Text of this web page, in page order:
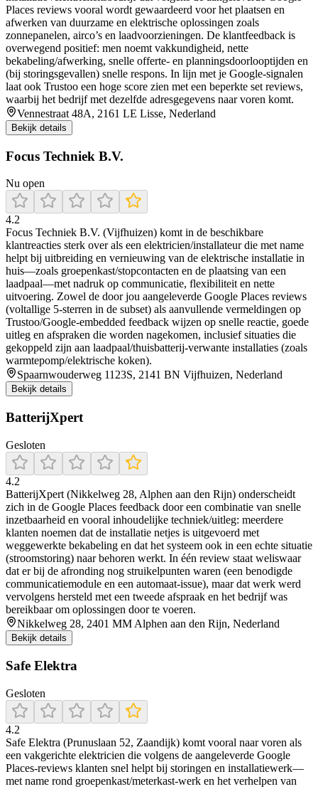
Places reviews vooral wordt gewaardeerd voor het plaatsen en
afwerken van duurzame en elektrische oplossingen zoals
zonnepanelen, airco’s en laadvoorzieningen. De klantfeedback is
overwegend positief: men noemt vakkundigheid, nette
bekabeling/afwerking, snelle offerte- en planningsdoorlooptijden en
(bij storingsgevallen) snelle respons. In lijn met je Google-signalen
laat ook Trustoo een hoge score zien met een beperkte set reviews,
waarbij het bedrijf met dezelfde adresgegevens naar voren komt.
Vennestraat 48A, 2161 LE Lisse, Nederland
Bekijk details
Focus Techniek B.V.
Nu open
4.2
Focus Techniek B.V. (Vijfhuizen) komt in de beschikbare
klantreacties sterk over als een elektricien/installateur die met name
helpt bij uitbreiding en vernieuwing van de elektrische installatie in
huis—zoals groepenkast/stopcontacten en de plaatsing van een
laadpaal—met nadruk op communicatie, flexibiliteit en nette
uitvoering. Zowel de door jou aangeleverde Google Places reviews
(voltallige 5-sterren in de subset) als aanvullende vermeldingen op
Trustoo/Google-embedded feedback wijzen op snelle reactie, goede
uitleg en afspraken die worden nagekomen, inclusief situaties die
gekoppeld zijn aan laadpaal/thuisbatterij-verwante installaties (zoals
warmtepomp/elektrische koken).
Spaarnwouderweg 1123S, 2141 BN Vijfhuizen, Nederland
Bekijk details
BatterijXpert
Gesloten
4.2
BatterijXpert (Nikkelweg 28, Alphen aan den Rijn) onderscheidt
zich in de Google Places feedback door een combinatie van snelle
inzetbaarheid en vooral inhoudelijke techniek/uitleg: meerdere
klanten noemen dat de installatie netjes is uitgevoerd met
weggewerkte bekabeling en dat het systeem ook in een echte situatie
(stroomstoring) naar behoren werkt. In één review staat weliswaar
dat er bij de afronding nog struikelpunten waren (een benodigde
communicatiemodule en een automaat-issue), maar dat werk werd
vervolgens hersteld met een tweede afspraak en het bedrijf was
bereikbaar om oplossingen door te voeren.
Nikkelweg 28, 2401 MM Alphen aan den Rijn, Nederland
Bekijk details
Safe Elektra
Gesloten
4.2
Safe Elektra (Prunuslaan 52, Zaandijk) komt vooral naar voren als
een vakgerichte elektricien die volgens de aangeleverde Google
Places-reviews klanten snel helpt bij storingen en installatiewerk—
met name rond groepenkast/meterkast-werk en het verhelpen van